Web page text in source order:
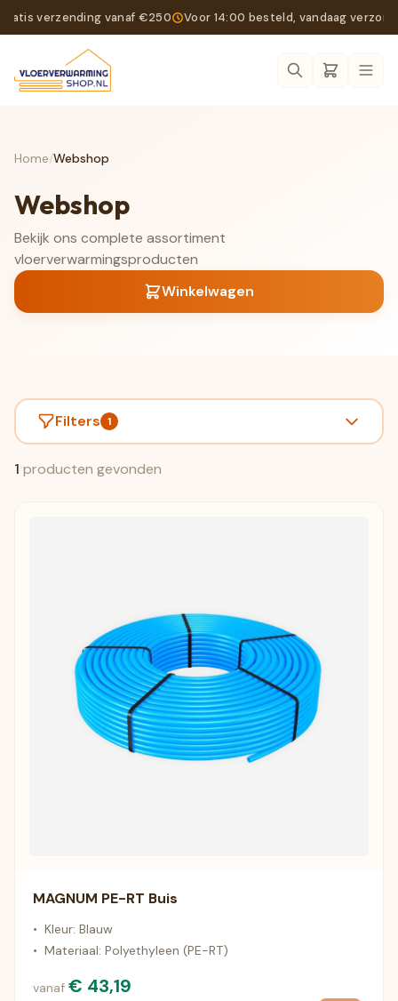
verzending vanaf €250 Voor 14:00 besteld, vandaag
Home/Webshop
Webshop
Bekijk ons complete assortiment
vloerverwarmingsproducten
Winkelwagen
Filters 1
1 producten gevonden
MAGNUM PE-RT Buis
• Kleur: Blauw
• Materiaal: Polyethyleen (PE-RT)
vanaf € 43,19